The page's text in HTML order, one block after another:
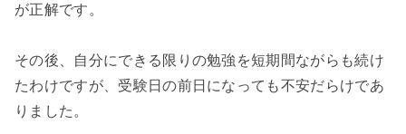
が正解です。
その後、自分にできる限りの勉強を短期間ながらも続け
たわけですが、受験日の前日になっても不安だらけであ
りました。